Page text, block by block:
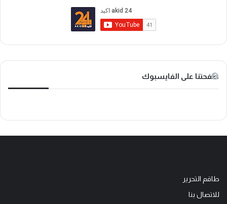
و
ك
و
ب
T
o
k
صفحتنا على الفايسبوك
طاقم التحرير
للاتصال بنا